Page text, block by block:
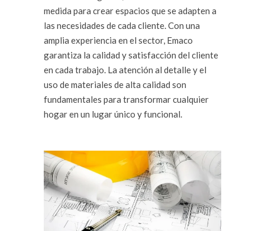
medida para crear espacios que se adapten a
las necesidades de cada cliente. Con una
amplia experiencia en el sector, Emaco
garantiza la calidad y satisfacción del cliente
en cada trabajo. La atención al detalle y el
uso de materiales de alta calidad son
fundamentales para transformar cualquier
hogar en un lugar único y funcional.